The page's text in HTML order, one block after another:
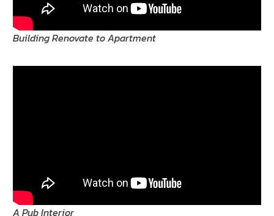
Building Renovate to Apartment
A Pub Interior